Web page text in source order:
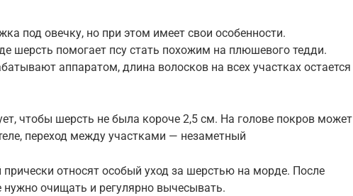
под овечку, но при этом имеет свои особенности.
шерсть помогает псу стать похожим на плюшевого тедди.
аппаратом, длина волосков на всех участках остается
чтобы шерсть не была короче 2,5 см. На голове покров может
переход между участками — незаметный
относят особый уход за шерстью на морде. После
очищать и регулярно вычесывать.